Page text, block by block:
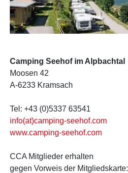
Camping Seehof im Alpbachtal
Moosen 42
A-6233 Kramsach
Tel: +43 (0)5337 63541
info(at)camping-seehof.com
www.camping-seehof.com
CCA Mitglieder erhalten
gegen Vorweis der Mitgliedskarte: